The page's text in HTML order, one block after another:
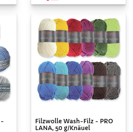
-
Filzwolle Wash-Filz - PRO
LANA, 50 g/Knäuel